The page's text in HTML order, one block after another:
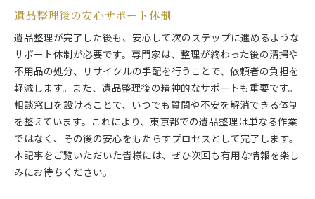
遺品整理後の安心サポート体制
遺品整理が完了した後も、安心して次のステップに進めるような
サポート体制が必要です。専門家は、整理が終わった後の清掃や
不用品の処分、リサイクルの手配を行うことで、依頼者の負担を
軽減します。また、遺品整理後の精神的なサポートも重要です。
相談窓口を設けることで、いつでも質問や不安を解消できる体制
を整えています。これにより、東京都での遺品整理は単なる作業
ではなく、その後の安心をもたらすプロセスとして完了します。
本記事をご覧いただいた皆様には、ぜひ次回も有用な情報を楽し
みにお待ちください。